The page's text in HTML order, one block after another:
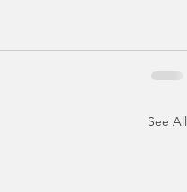
See All